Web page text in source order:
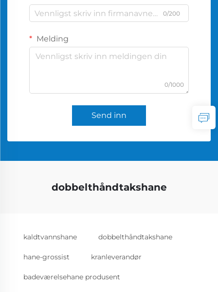
0/200
Melding
0/1000
Send inn
dobbelthåndtakshane
kaldtvannshane dobbelthåndtakshane
hane-grossist kranleverandør
badeværelsehane produsent